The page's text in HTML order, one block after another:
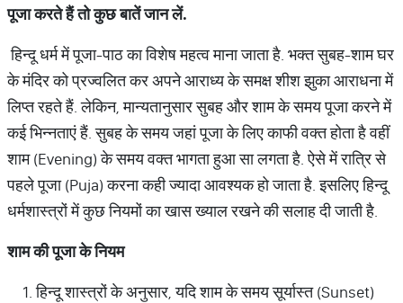
पूजा करते हैं तो कुछ बातें जान लें.
हिन्दू धर्म में पूजा-पाठ का विशेष महत्व माना जाता है. भक्त सुबह-शाम घर
के मंदिर को प्रज्वलित कर अपने आराध्य के समक्ष शीश झुका आराधना में
लिप्त रहते हैं. लेकिन, मान्यतानुसार सुबह और शाम के समय पूजा करने में
कई भिन्नताएं हैं. सुबह के समय जहां पूजा के लिए काफी वक्त होता है वहीं
शाम (Evening) के समय वक्त भागता हुआ सा लगता है. ऐसे में रात्रि से
पहले पूजा (Puja) करना कही ज्यादा आवश्यक हो जाता है. इसलिए हिन्दू
धर्मशास्त्रों में कुछ नियमों का खास ख्याल रखने की सलाह दी जाती है.
शामकीपूजाकेनियम
हिन्दू शास्त्रों के अनुसार, यदि शाम के समय सूर्यास्त (Sunset)